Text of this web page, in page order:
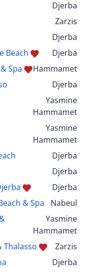
Djerba
Zarzis
Djerba
Beach
Djerba
Spa
Hammamet
Djerba
Yasmine
Hammamet
Yasmine
Hammamet
Djerba
Djerba
Djerba
& Spa
Nabeul
Yasmine
Hammamet
Thalasso
Zarzis
Djerba